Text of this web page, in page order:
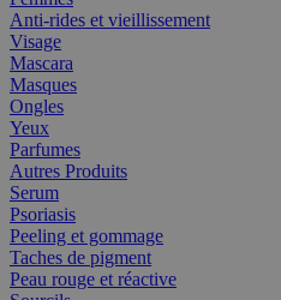
Anti-rides et vieillissement
Visage
Mascara
Masques
Ongles
Yeux
Parfumes
Autres Produits
Serum
Psoriasis
Peeling et gommage
Taches de pigment
Peau rouge et réactive